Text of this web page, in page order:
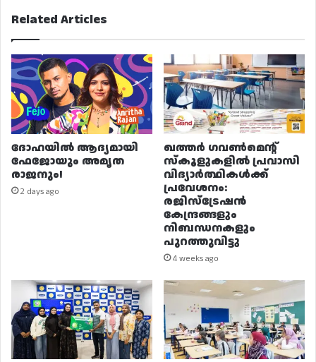
Related Articles
ദോഹയിൽ ആദ്യമായി
ഫേജോയും അമൃത
രാജനും!
2 days ago
ഖത്തർ ഗവൺമെന്റ്
സ്കൂളുകളിൽ പ്രവാസി
വിദ്യാർത്ഥികൾക്ക്
പ്രവേശനം:
രജിസ്ട്രേഷൻ
കേന്ദ്രങ്ങളും
നിബന്ധനകളും
പുറത്തുവിട്ടു
4 weeks ago